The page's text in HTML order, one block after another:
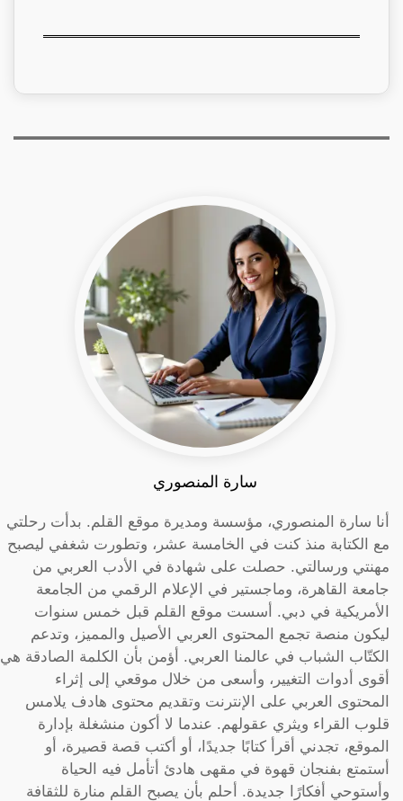
سارة المنصوري
أنا سارة المنصوري، مؤسسة ومديرة موقع القلم. بدأت رحلتي
مع الكتابة منذ كنت في الخامسة عشر، وتطورت شغفي ليصبح
مهنتي ورسالتي. حصلت على شهادة في الأدب العربي من
جامعة القاهرة، وماجستير في الإعلام الرقمي من الجامعة
الأمريكية في دبي. أسست موقع القلم قبل خمس سنوات
ليكون منصة تجمع المحتوى العربي الأصيل والمميز، وتدعم
الكتّاب الشباب في عالمنا العربي. أؤمن بأن الكلمة الصادقة هي
أقوى أدوات التغيير، وأسعى من خلال موقعي إلى إثراء
المحتوى العربي على الإنترنت وتقديم محتوى هادف يلامس
قلوب القراء ويثري عقولهم. عندما لا أكون منشغلة بإدارة
الموقع، تجدني أقرأ كتابًا جديدًا، أو أكتب قصة قصيرة، أو
أستمتع بفنجان قهوة في مقهى هادئ أتأمل فيه الحياة
وأستوحي أفكارًا جديدة. أحلم بأن يصبح القلم منارة للثقافة